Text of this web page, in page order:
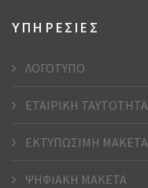
ΥΠΗΡΕΣΙΕΣ
ΛΟΓΟΤΥΠΟ
ΕΤΑΙΡΙΚΗ ΤΑΥΤΟΤΗΤΑ
ΕΚΤΥΠΩΣΙΜΗ ΜΑΚΕΤΑ
ΨΗΦΙΑΚΗ ΜΑΚΕΤΑ